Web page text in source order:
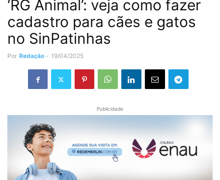
‘RG Animal’: veja como fazer
cadastro para cães e gatos
no SinPatinhas
Por Redação - 19/04/2025
Publicidade